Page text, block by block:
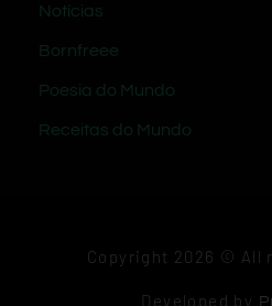
Notícias
Bornfreee
Poesia do Mundo
Receitas do Mundo
Copyright 2026 © All
Developed by